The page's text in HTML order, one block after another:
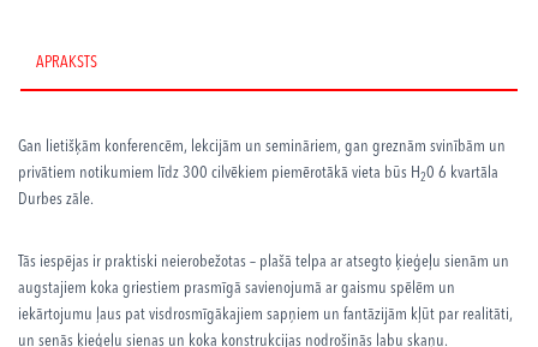
APRAKSTS
Gan lietišķām konferencēm, lekcijām un semināriem, gan greznām svinībām un
privātiem notikumiem līdz 300 cilvēkiem piemērotākā vieta būs H20 6 kvartāla
Durbes zāle.
Tās iespējas ir praktiski neierobežotas – plašā telpa ar atsegto ķieģeļu sienām un
augstajiem koka griestiem prasmīgā savienojumā ar gaismu spēlēm un
iekārtojumu ļaus pat visdrosmīgākajiem sapņiem un fantāzijām kļūt par realitāti,
un senās ķieģeļu sienas un koka konstrukcijas nodrošinās labu skaņu.